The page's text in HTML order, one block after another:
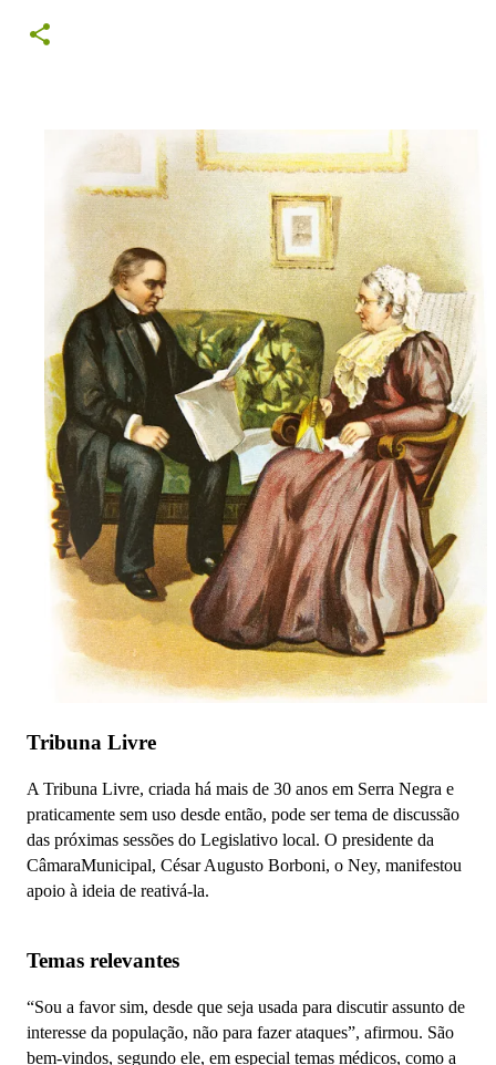
Tribuna Livre
A Tribuna Livre, criada há mais de 30 anos em Serra Negra e
praticamente sem uso desde então, pode ser tema de discussão
das próximas sessões do Legislativo local. O presidente da
CâmaraMunicipal, César Augusto Borboni, o Ney, manifestou
apoio à ideia de reativá-la.
Temas relevantes
“Sou a favor sim, desde que seja usada para discutir assunto de
interesse da população, não para fazer ataques”, afirmou. São
bem-vindos, segundo ele, em especial temas médicos, como a